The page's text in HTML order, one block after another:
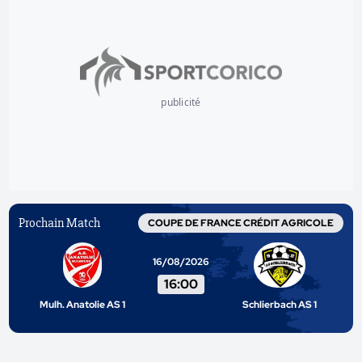
publicité
Prochain Match COUPE DE FRANCE CRÉDIT AGRICOLE
Mulh. Anatolie AS 1
16/08/2026
16:00
Schlierbach AS 1